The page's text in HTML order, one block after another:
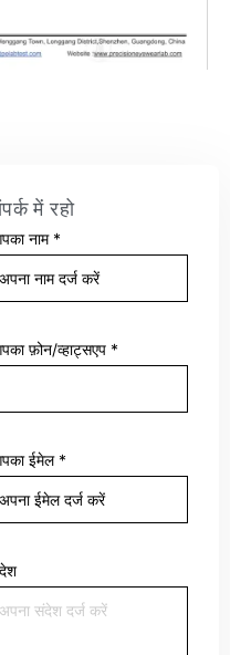
में रहो
नाम *
फ़ोन/व्हाट्सएप *
ईमेल *